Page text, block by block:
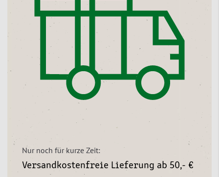
Nur noch für kurze Zeit:
Versandkostenfreie Lieferung ab 50,- €